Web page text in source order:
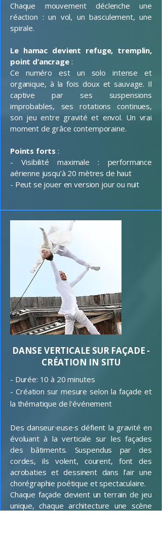
Chaque mouvement déclenche une
réaction : un vol, un basculement, une
spirale.
Le hamac devient refuge, tremplin,
point d’ancrage:
Ce numéro est un solo intense et
organique, à la fois doux et sauvage. Il
captive par ses suspensions
improbables, ses rotations continues,
son jeu entre gravité et envol. Un vrai
moment de grâce contemporaine.
Points forts:
- Visibilité maximale : performance
aérienne jusqu’à 20 mètres de haut
- Peut se jouer en version jour ou nuit
DANSE VERTICALE SUR FAÇADE -
CRÉATION IN SITU
- Durée: 10 à 20 minutes
- Création sur mesure selon la façade et
la thématique de l'événement
Des danseur·euse·s défient la gravité en
évoluant à la verticale sur les façades
des bâtiments. Suspendus par des
cordes, ils volent, courent, font des
acrobaties et dessinent dans l’air une
chorégraphie poétique et spectaculaire.
Chaque façade devient un terrain de jeu
unique, chaque architecture une scène